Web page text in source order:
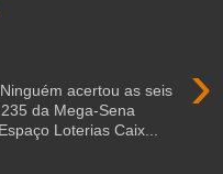
›
acertou as seis
da Mega-Sena
Loterias Caix...